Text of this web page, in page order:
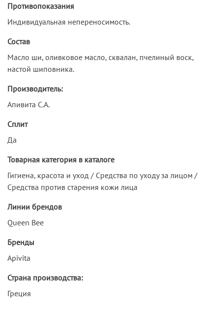
Противопоказания
Индивидуальная непереносимость.
Состав
Масло ши, оливковое масло, сквалан, пчелиный воск,
настой шиповника.
Производитель:
Апивита С.А.
Сплит
Да
Товарная категория в каталоге
Гигиена, красота и уход / Средства по уходу за лицом /
Средства против старения кожи лица
Линии брендов
Queen Bee
Бренды
Apivita
Страна производства:
Греция